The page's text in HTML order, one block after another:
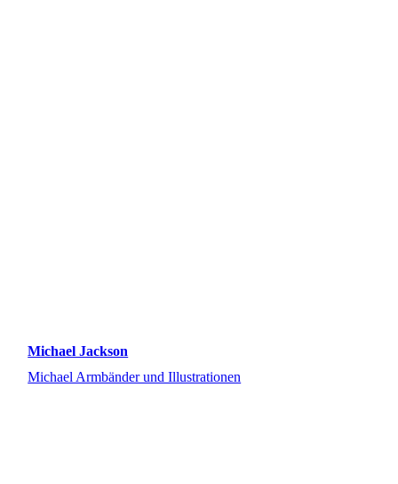
Michael Jackson
Michael Armbänder und Illustrationen